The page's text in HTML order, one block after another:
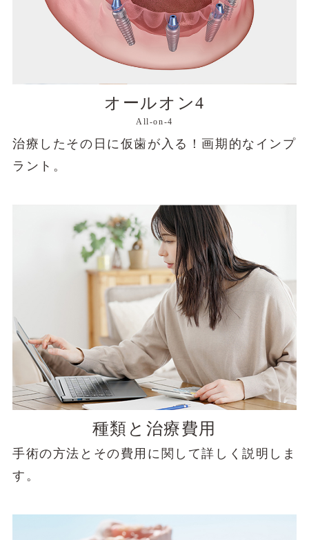
オールオン4
All-on-4
治療したその日に仮歯が入る！画期的なインプ
ラント。
種類と治療費用
手術の方法とその費用に関して詳しく説明しま
す。